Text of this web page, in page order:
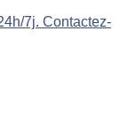
7j. Contactez-